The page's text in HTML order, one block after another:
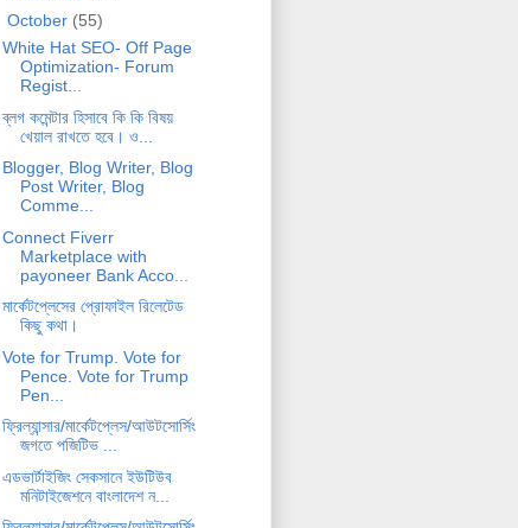
October (55)
White Hat SEO- Off Page
Optimization- Forum
Regist...
ব্লগ কমেন্টার হিসাবে কি কি বিষয়
খেয়াল রাখতে হবে। ও...
Blogger, Blog Writer, Blog
Post Writer, Blog
Comme...
Connect Fiverr
Marketplace with
payoneer Bank Acco...
মার্কেটপ্লেসের প্রোফাইল রিলেটেড
কিছু কথা।
Vote for Trump. Vote for
Pence. Vote for Trump
Pen...
ফ্রিল্যান্সার/মার্কেটপ্লেস/আউটসোর্সিং
জগতে পজিটিভ ...
এডভার্টাইজিং সেকসানে ইউটিউব
মনিটাইজেশনে বাংলাদেশ ন...